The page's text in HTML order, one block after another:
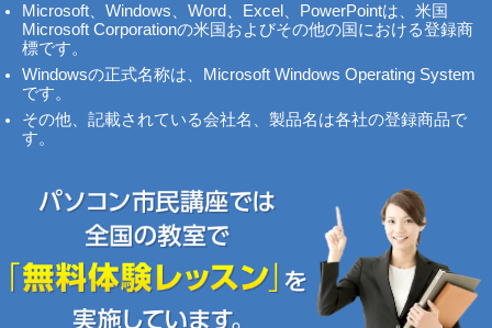
Microsoft、Windows、Word、Excel、PowerPointは、米国
Microsoft Corporationの米国およびその他の国における登録商
標です。
Windowsの正式名称は、Microsoft Windows Operating System
です。
その他、記載されている会社名、製品名は各社の登録商品で
す。